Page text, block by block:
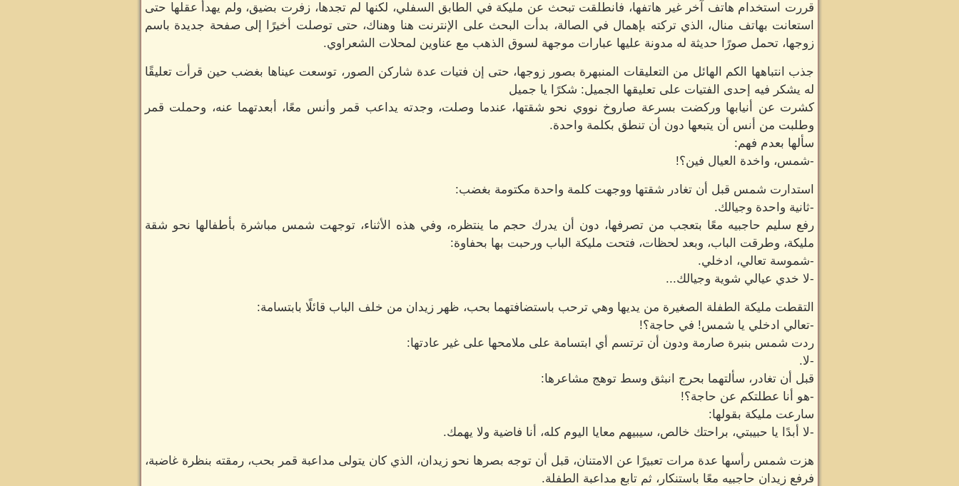
قررت استخدام هاتف آخر غير هاتفها، فانطلقت تبحث عن مليكة في الطابق السفلي، لكنها لم تجدها، زفرت بضيق، ولم يهدأ عقلها حتى
استعانت بهاتف منال، الذي تركته بإهمال في الصالة، بدأت البحث على الإنترنت هنا وهناك، حتى توصلت أخيرًا إلى صفحة جديدة باسم
زوجها، تحمل صورًا حديثة له مدونة عليها عبارات موجهة لسوق الذهب مع عناوين لمحلات الشعراوي.
جذب انتباهها الكم الهائل من التعليقات المنبهرة بصور زوجها، حتى إن فتيات عدة شاركن الصور، توسعت عيناها بغضب حين قرأت تعليقًا
له يشكر فيه إحدى الفتيات على تعليقها الجميل: شكرًا يا جميل
كشرت عن أنيابها وركضت بسرعة صاروخ نووي نحو شقتها، عندما وصلت، وجدته يداعب قمر وأنس معًا، أبعدتهما عنه، وحملت قمر
وطلبت من أنس أن يتبعها دون أن تنطق بكلمة واحدة.
سألها بعدم فهم:
-شمس، واخدة العيال فين؟!
استدارت شمس قبل أن تغادر شقتها ووجهت كلمة واحدة مكتومة بغضب:
-ثانية واحدة وجيالك.
رفع سليم حاجبيه معًا بتعجب من تصرفها، دون أن يدرك حجم ما ينتظره، وفي هذه الأثناء، توجهت شمس مباشرة بأطفالها نحو شقة
مليكة، وطرقت الباب، وبعد لحظات، فتحت مليكة الباب ورحبت بها بحفاوة:
-شموسة تعالي، ادخلي.
-لا خدي عيالي شوية وجيالك...
التقطت مليكة الطفلة الصغيرة من يديها وهي ترحب باستضافتهما بحب، ظهر زيدان من خلف الباب قائلًا بابتسامة:
-تعالي ادخلي يا شمس! في حاجة؟!
ردت شمس بنبرة صارمة ودون أن ترتسم أي ابتسامة على ملامحها على غير عادتها:
-لا.
قبل أن تغادر، سألتهما بحرج انبثق وسط توهج مشاعرها:
-هو أنا عطلتكم عن حاجة؟!
سارعت مليكة بقولها:
-لا أبدًا يا حبيبتي، براحتك خالص، سيبيهم معايا اليوم كله، أنا فاضية ولا يهمك.
هزت شمس رأسها عدة مرات تعبيرًا عن الامتنان، قبل أن توجه بصرها نحو زيدان، الذي كان يتولى مداعبة قمر بحب، رمقته بنظرة غاضبة،
فرفع زيدان حاجبيه معًا باستنكار، ثم تابع مداعبة الطفلة.